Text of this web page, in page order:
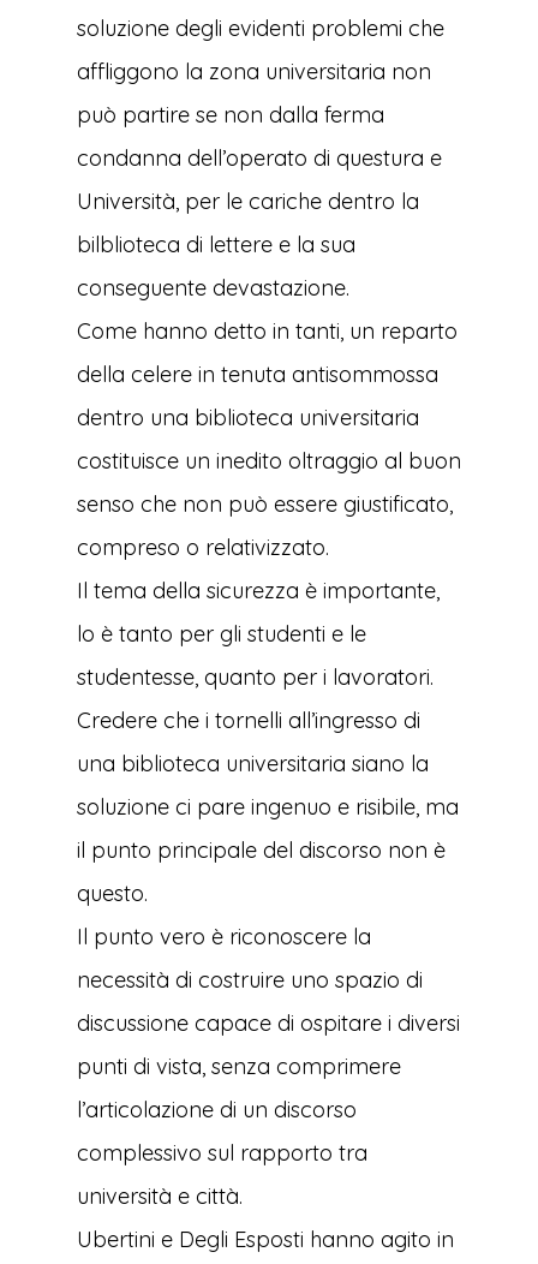
soluzione degli evidenti problemi che
affliggono la zona universitaria non
può partire se non dalla ferma
condanna dell’operato di questura e
Università, per le cariche dentro la
bilblioteca di lettere e la sua
conseguente devastazione.
Come hanno detto in tanti, un reparto
della celere in tenuta antisommossa
dentro una biblioteca universitaria
costituisce un inedito oltraggio al buon
senso che non può essere giustificato,
compreso o relativizzato.
Il tema della sicurezza è importante,
lo è tanto per gli studenti e le
studentesse, quanto per i lavoratori.
Credere che i tornelli all’ingresso di
una biblioteca universitaria siano la
soluzione ci pare ingenuo e risibile, ma
il punto principale del discorso non è
questo.
Il punto vero è riconoscere la
necessità di costruire uno spazio di
discussione capace di ospitare i diversi
punti di vista, senza comprimere
l’articolazione di un discorso
complessivo sul rapporto tra
università e città.
Ubertini e Degli Esposti hanno agito in